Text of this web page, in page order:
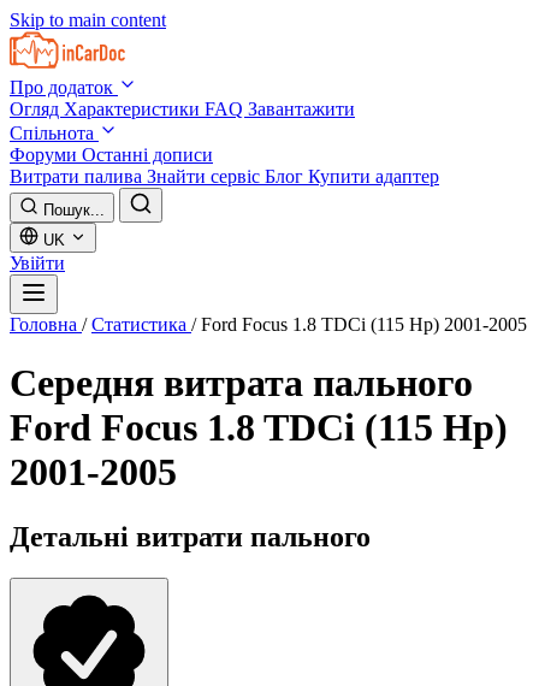
Skip to main content
Про додаток
Огляд Характеристики FAQ Завантажити
Спільнота
Форуми Останні дописи
Витрати палива Знайти сервіс Блог Купити адаптер
Пошук...
UK
Увійти
Головна / Статистика / Ford Focus 1.8 TDCi (115 Hp) 2001-2005
Середня витрата пального
Ford Focus 1.8 TDCi (115 Hp)
2001-2005
Детальні витрати пального